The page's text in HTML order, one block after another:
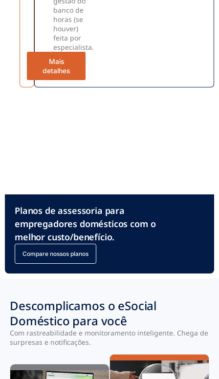
banco de
horas (se
houver)
feita por
especialista.
Mais
detalhes
Planos de assessoria para
empregadores domésticos com o
melhor custo/benefício.
Compare nossos planos
Descomplicamos o eSocial
Doméstico para você
Com rastreabilidade e monitoramento inteligente. Chega de
surpresas e notificações.